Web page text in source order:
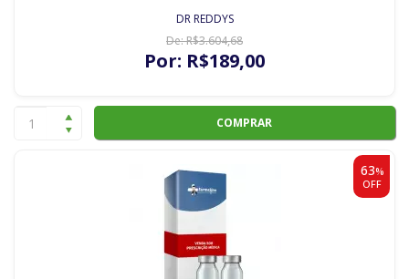
DR REDDYS
De:R$3.604,68
Por: R$189,00
COMPRAR
63%
OFF